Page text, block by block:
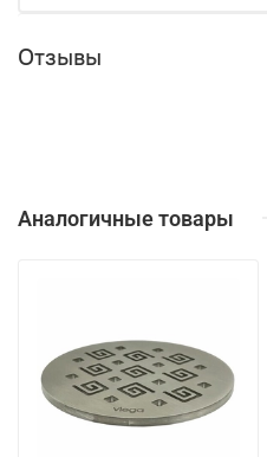
Отзывы
Аналогичные товары